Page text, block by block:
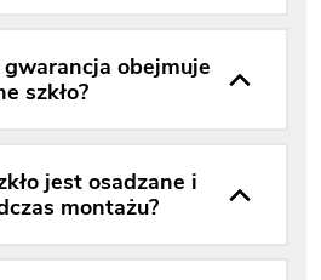
gwarancja obejmuje
szkło?
jest osadzane i
montażu?